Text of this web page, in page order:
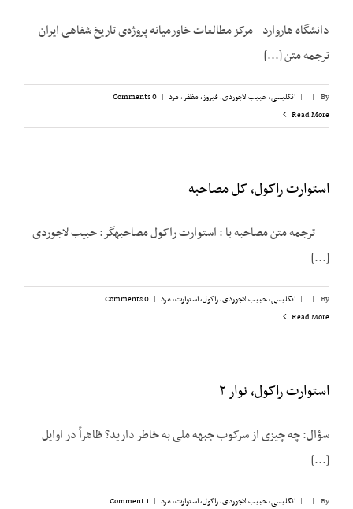
دانشگاه هاروارد_ مرکز مطالعات خاورمیانه پروژه‌ی تاریخ شفاهی ایران
ترجمه متن [...]
By
|
| انگلیسی,حبیب لاجوردی,فیروز، ‌مظفر,مرد |
0 Comments
Read More
استوارت راکول، کل مصاحبه
ترجمه متن مصاحبه‌ با : استوارت راکول مصاحبه­گر: حبیب لاجوردی
[...]
By
|
| انگلیسی,حبیب لاجوردی,راکول، استوارت,مرد |
0 Comments
Read More
استوارت راکول، نوار ۲
سؤال: چه چیزی از سرکوب جبهه ملی به خاطر دارید؟ ظاهراً در اوایل
[...]
By
|
| انگلیسی,حبیب لاجوردی,راکول، استوارت,مرد |
1 Comment